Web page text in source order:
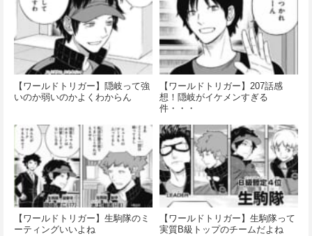
【ワールドトリガー】隠岐って強
いのか弱いのかよくわからん
【ワールドトリガー】207話感
想！隠岐がイケメンすぎる
件・・・
【ワールドトリガー】生駒隊のミ
ーティングいいよね
【ワールドトリガー】生駒隊って
実質B級トップのチームだよね